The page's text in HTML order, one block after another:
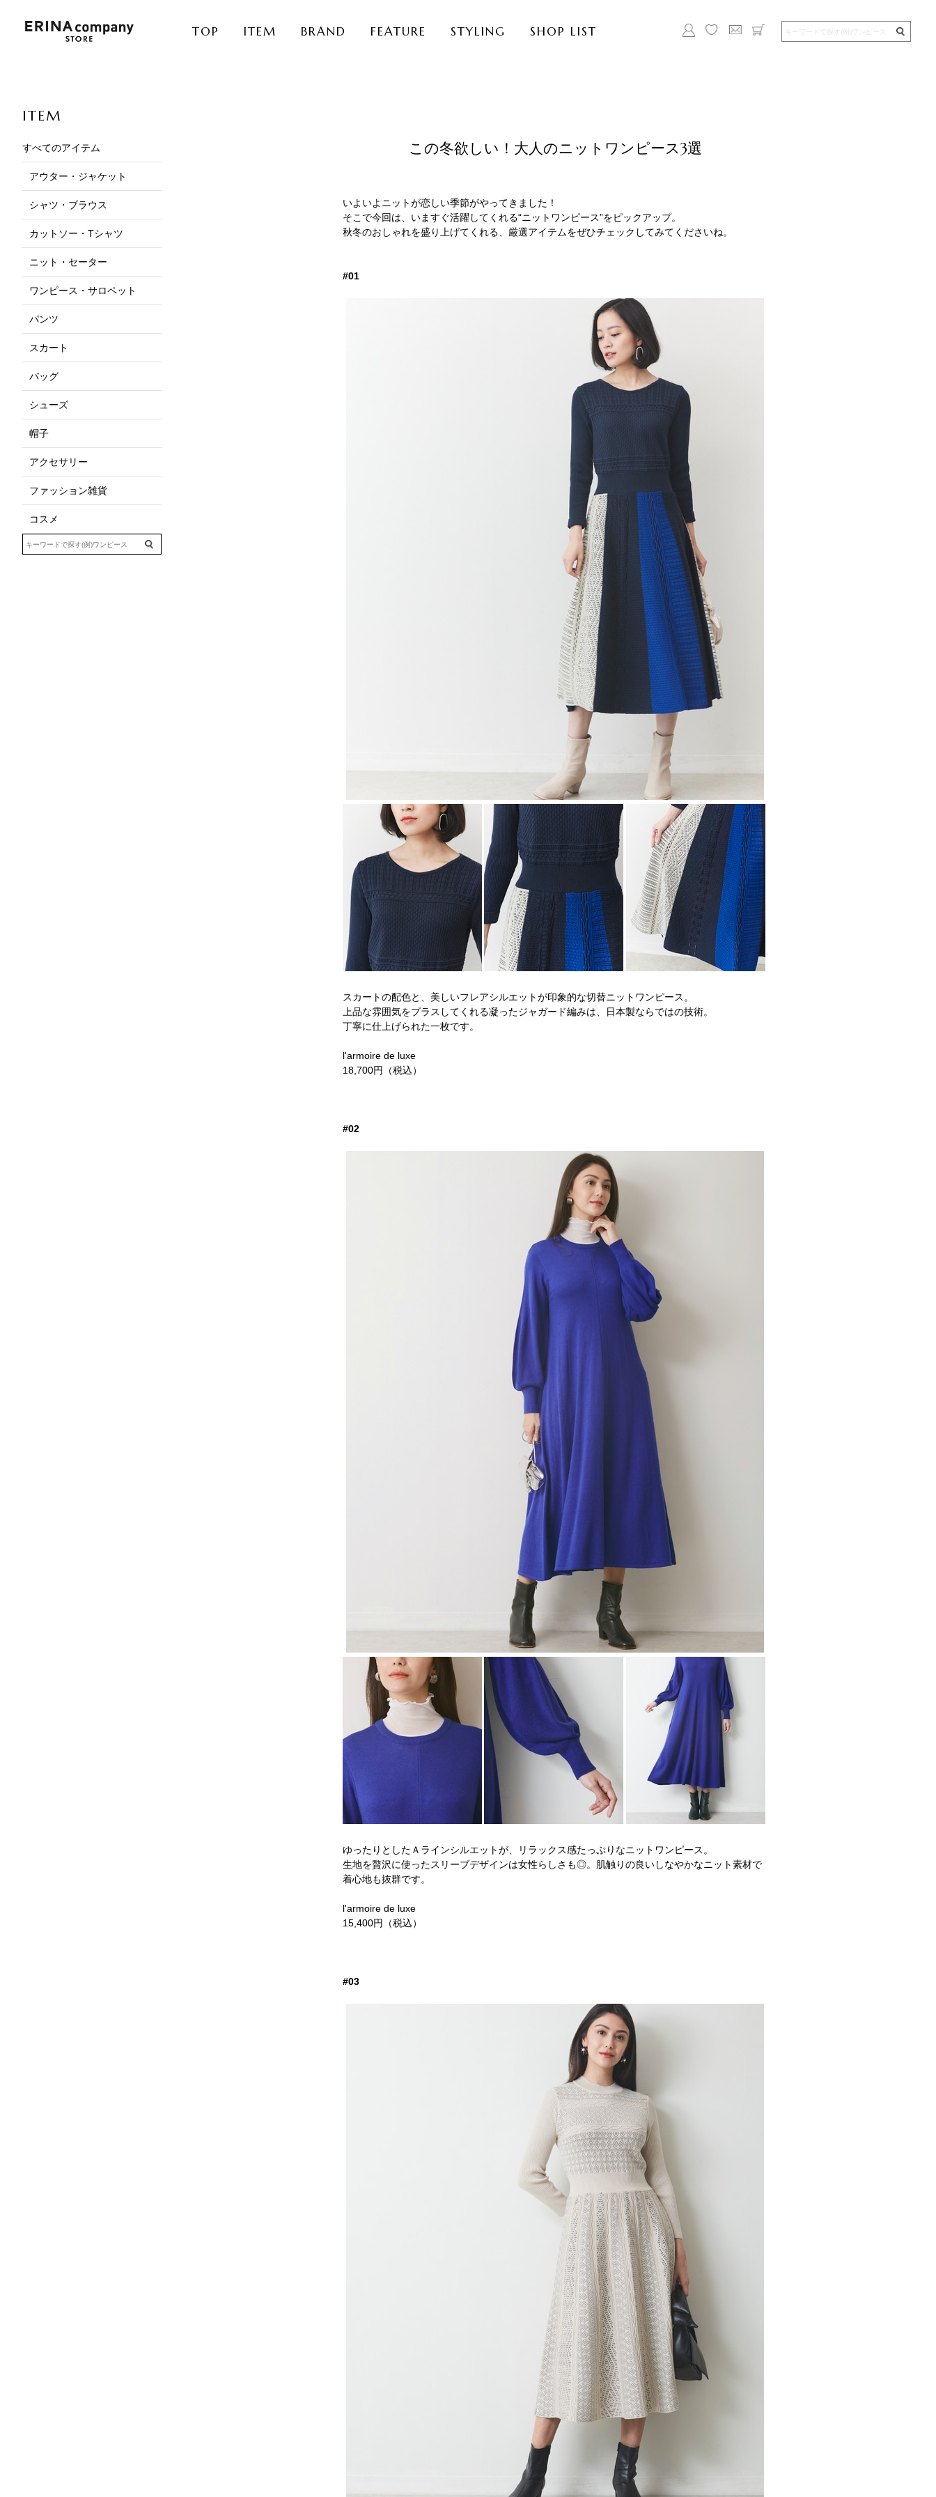
TOP ITEM BRAND FEATURE STYLING SHOP LIST
ITEM
すべてのアイテム
アウター・ジャケット
シャツ・ブラウス
カットソー・Tシャツ
ニット・セーター
ワンピース・サロペット
パンツ
スカート
バッグ
シューズ
帽子
アクセサリー
ファッション雑貨
コスメ
この冬欲しい！大人のニットワンピース3選
いよいよニットが恋しい季節がやってきました！
そこで今回は、いますぐ活躍してくれる“ニットワンピース”をピックアップ。
秋冬のおしゃれを盛り上げてくれる、厳選アイテムをぜひチェックしてみてくださいね。
#01
スカートの配色と、美しいフレアシルエットが印象的な切替ニットワンピース。
上品な雰囲気をプラスしてくれる凝ったジャガード編みは、日本製ならではの技術。
丁寧に仕上げられた一枚です。
l'armoire de luxe
18,700円（税込）
#02
ゆったりとしたＡラインシルエットが、リラックス感たっぷりなニットワンピース。
生地を贅沢に使ったスリーブデザインは女性らしさも◎。肌触りの良いしなやかなニット素材で
着心地も抜群です。
l'armoire de luxe
15,400円（税込）
#03